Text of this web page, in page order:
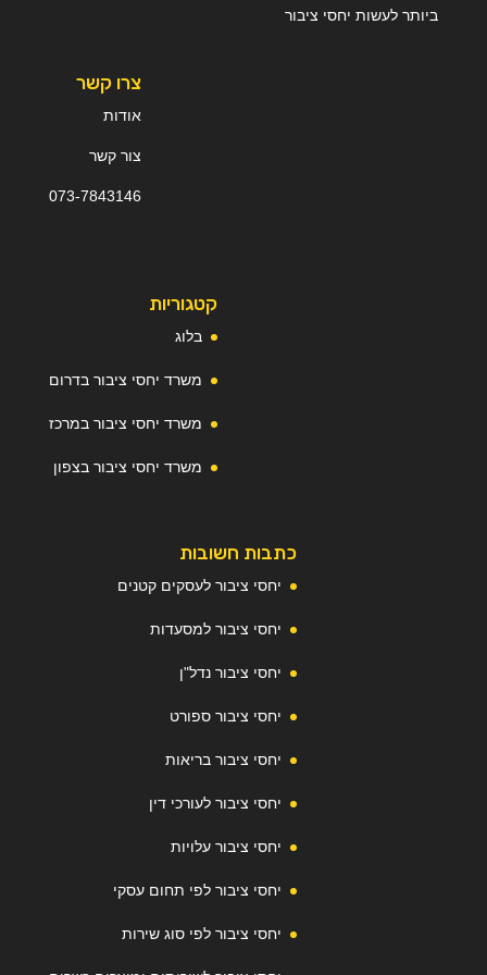
ביותר לעשות יחסי ציבור
צרו קשר
אודות
צור קשר
073-7843146
קטגוריות
בלוג
משרד יחסי ציבור בדרום
משרד יחסי ציבור במרכז
משרד יחסי ציבור בצפון
כתבות חשובות
יחסי ציבור לעסקים קטנים
יחסי ציבור למסעדות
יחסי ציבור נדל"ן
יחסי ציבור ספורט
יחסי ציבור בריאות
יחסי ציבור לעורכי דין
יחסי ציבור עלויות
יחסי ציבור לפי תחום עסקי
יחסי ציבור לפי סוג שירות